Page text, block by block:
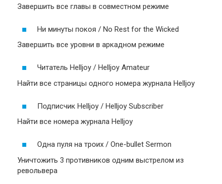
Завершить все главы в совместном режиме
Ни минуты покоя / No Rest for the Wicked
Завершить все уровни в аркадном режиме
Читатель Helljoy / Helljoy Amateur
Найти все страницы одного номера журнала Helljoy
Подписчик Helljoy / Helljoy Subscriber
Найти все номера журнала Helljoy
Одна пуля на троих / One-bullet Sermon
Уничтожить 3 противников одним выстрелом из
револьвера